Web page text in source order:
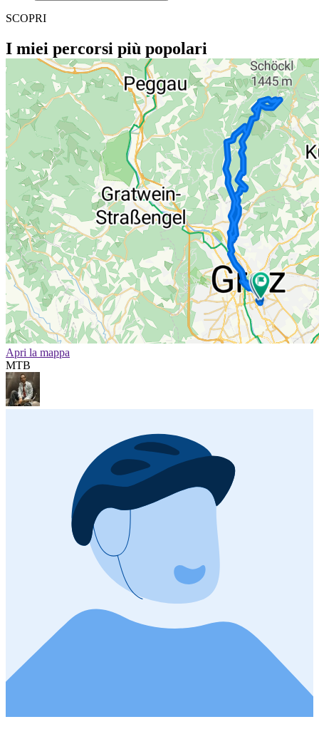
SCOPRI
I miei percorsi più popolari
Apri la mappa
MTB